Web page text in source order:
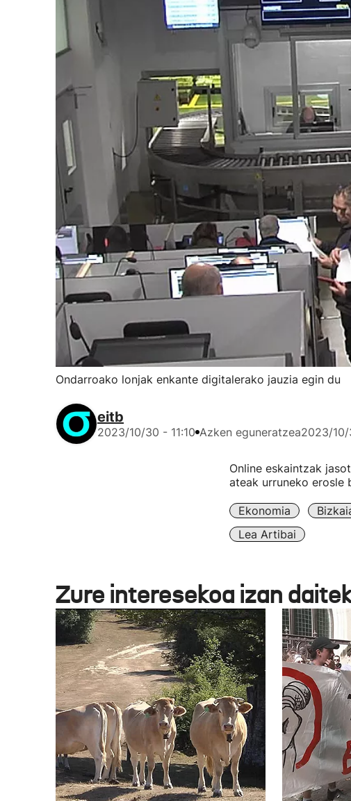
Ondarroako lonjak enkante digitalerako jauzia egin du
eitb
2023/10/30 - 11:10 Azken eguneratzea2023/10/
Online eskaintzak
ateak urruneko erosle
Ekonomia
Lea Artibai
Zure interesekoa izan